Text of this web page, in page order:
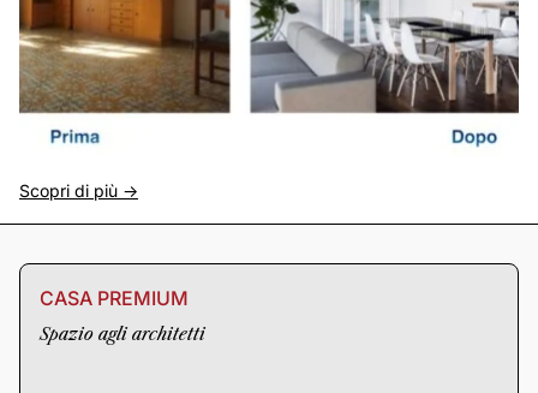
Scopri di più ->
CASA PREMIUM
Spazio agli architetti